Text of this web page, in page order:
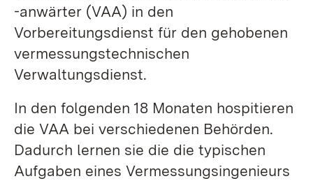
-anwärter (VAA) in den
Vorbereitungsdienst für den gehobenen
vermessungstechnischen
Verwaltungsdienst.
In den folgenden 18 Monaten hospitieren
die VAA bei verschiedenen Behörden.
Dadurch lernen sie die die typischen
Aufgaben eines Vermessungsingenieurs